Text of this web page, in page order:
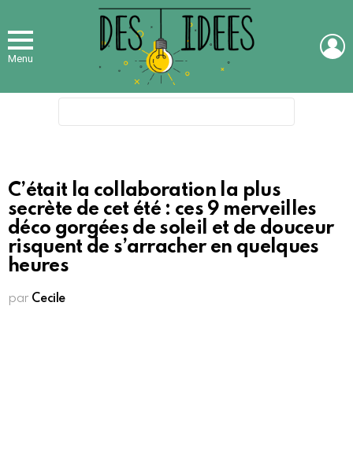
Menu
C’était la collaboration la plus
secrète de cet été : ces 9 merveilles
déco gorgées de soleil et de douceur
risquent de s’arracher en quelques
heures
par Cecile